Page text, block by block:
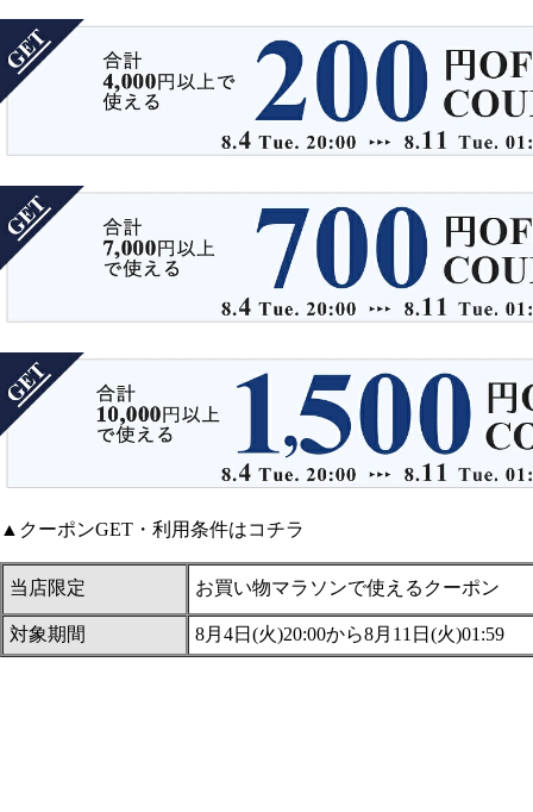
▲クーポンGET・利用条件はコチラ
当店限定 お買い物マラソンで使えるクーポン
対象期間 8月4日(火)20:00から8月11日(火)01:59